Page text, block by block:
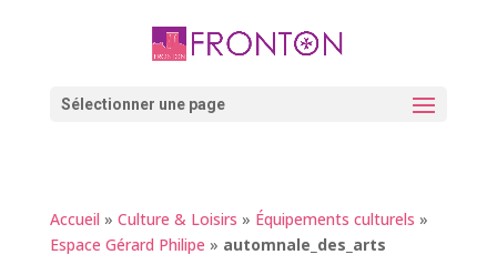
Sélectionner une page
Accueil » Culture & Loisirs » Équipements culturels »
Espace Gérard Philipe » automnale_des_arts